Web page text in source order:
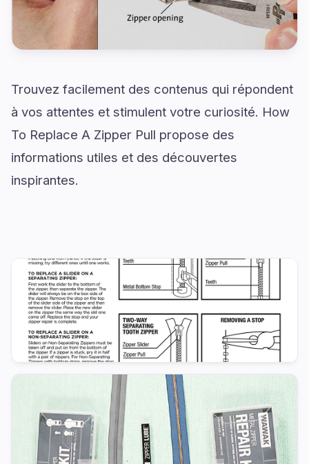
Trouvez facilement des contenus qui répondent
à vos attentes et stimulent votre curiosité. How
To Replace A Zipper Pull propose des
informations utiles et des découvertes
inspirantes.